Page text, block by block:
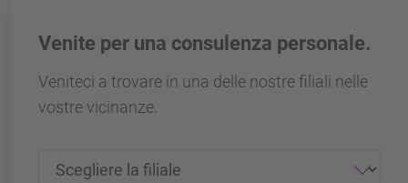
Venite per una consulenza personale.
Veniteci a trovare in una delle nostre filiali nelle
vostre vicinanze.